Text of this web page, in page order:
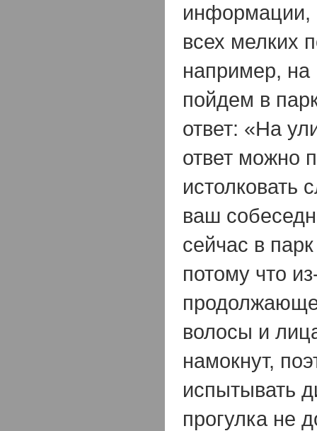
информации,
всех мелких
например,
пойдем в
ответ: «На
ответ можно
истолковать
ваш
сейчас в
потому что
волосы и
намокнут,
испытывать
прогулка не